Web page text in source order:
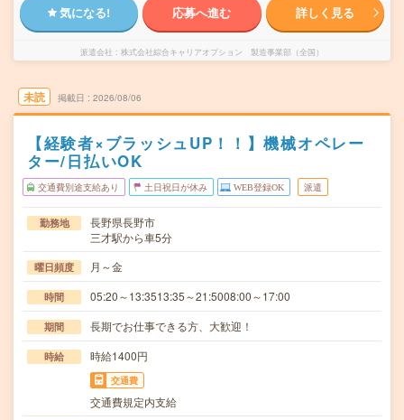
気になる! 応募へ進む 詳しく見る
派遣会社 株式会社綜合キャリアオプション 製造事業部（全国）
未読 掲載日 2026/08/06
【経験者×ブラッシュUP！！】機械オペレー
ター/日払いOK
交通費別途支給あり 土日祝日が休み WEB登録OK 派遣
勤務地
長野県長野市
三才駅から車5分
曜日頻度 月～金
時間 05:20～13:3513:35～21:5008:00～17:00
期間 長期でお仕事できる方、大歓迎！
時給 時給1400円
交通費
交通費規定内支給